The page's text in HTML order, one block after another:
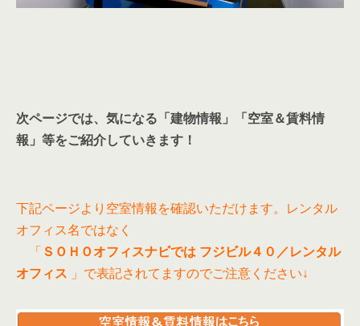
次ページでは、気になる「建物情報」「空室＆賃料情
報」等をご紹介していきます！
下記ページより空室情報を確認いただけます。レンタル
オフィス名ではなく
「 ＳＯＨＯオフィスナビでは フジビル４０／レンタル
オフィス 」で表記されてますのでご注意ください↓